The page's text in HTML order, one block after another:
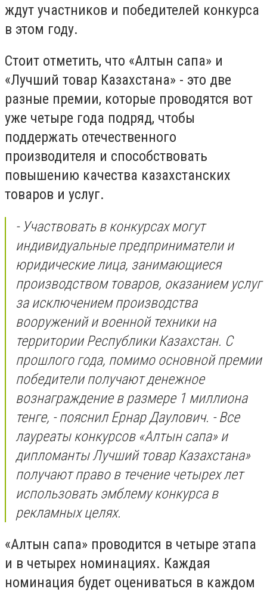
ждут участников и победителей конкурса
в этом году.
Стоит отметить, что «Алтын сапа» и
«Лучший товар Казахстана» - это две
разные премии, которые проводятся вот
уже четыре года подряд, чтобы
поддержать отечественного
производителя и способствовать
повышению качества казахстанских
товаров и услуг.
- Участвовать в конкурсах могут
индивидуальные предприниматели и
юридические лица, занимающиеся
производством товаров, оказанием услуг
за исключением производства
вооружений и военной техники на
территории Республики Казахстан. С
прошлого года, помимо основной премии
победители получают денежное
вознаграждение в размере 1 миллиона
тенге, - пояснил Ернар Даулович. - Все
лауреаты конкурсов «Алтын сапа» и
дипломанты Лучший товар Казахстана»
получают право в течение четырех лет
использовать эмблему конкурса в
рекламных целях.
«Алтын сапа» проводится в четыре этапа
и в четырех номинациях. Каждая
номинация будет оцениваться в каждом